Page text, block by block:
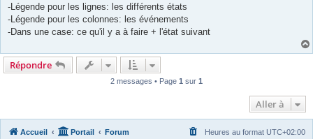
a
g
e
-Légende pour les lignes: les différents états
-Légende pour les colonnes: les événements
-Dans une case: ce qu'il y a à faire + l'état suivant
Répondre
2 messages • Page 1 sur 1
Aller à
Accueil Portail Forum Heures au format UTC+02:00